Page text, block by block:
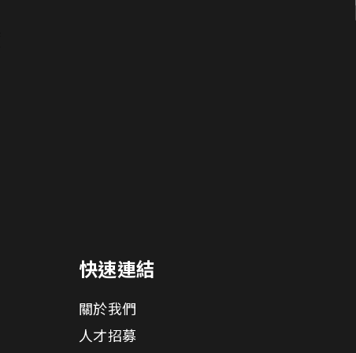
快速連結
關於我們
人才招募